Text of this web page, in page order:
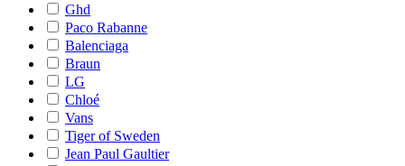
Ghd
Paco Rabanne
Balenciaga
Braun
LG
Chloé
Vans
Tiger of Sweden
Jean Paul Gaultier